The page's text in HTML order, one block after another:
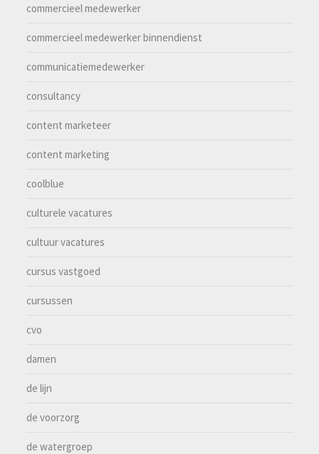
commercieel medewerker
commercieel medewerker binnendienst
communicatiemedewerker
consultancy
content marketeer
content marketing
coolblue
culturele vacatures
cultuur vacatures
cursus vastgoed
cursussen
cvo
damen
de lijn
de voorzorg
de watergroep